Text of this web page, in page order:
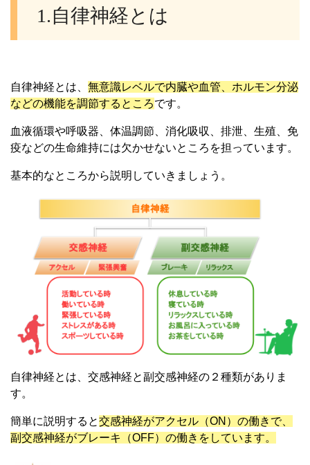
1.自律神経とは
自律神経とは、 無意識レベルで内臓や血管、ホルモン分泌
などの機能を調節するところです。
血液循環や呼吸器、体温調節、消化吸収、排泄、生殖、免
疫などの生命維持には欠かせないところを担っています。
基本的なところから説明していきましょう。
自律神経とは、交感神経と副交感神経の２種類がありま
す。
簡単に説明すると交感神経がアクセル（ON）の働きで、
副交感神経がブレーキ（OFF）の働きをしています。